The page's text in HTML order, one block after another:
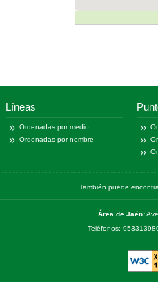
Líneas
Ordenadas por medio
Ordenadas por nombre
También puede
Área de Jaén:
Teléfonos: